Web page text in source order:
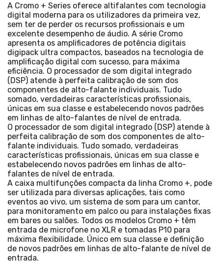
A Cromo + Series oferece altifalantes com tecnologia
digital moderna para os utilizadores da primeira vez,
sem ter de perder os recursos profissionais e um
excelente desempenho de áudio. A série Cromo
apresenta os amplificadores de potência digitais
digipack ultra compactos, baseados na tecnologia de
amplificação digital com sucesso, para máxima
eficiência. O processador de som digital integrado
(DSP) atende à perfeita calibração de som dos
componentes de alto-falante individuais. Tudo
somado, verdadeiras características profissionais,
únicas em sua classe e estabelecendo novos padrões
em linhas de alto-falantes de nível de entrada.
O processador de som digital integrado (DSP) atende à
perfeita calibração de som dos componentes de alto-
falante individuais. Tudo somado, verdadeiras
características profissionais, únicas em sua classe e
estabelecendo novos padrões em linhas de alto-
falantes de nível de entrada.
A caixa multifunções compacta da linha Cromo +, pode
ser utilizada para diversas aplicações, tais como
eventos ao vivo, um sistema de som para um cantor,
para monitoramento em palco ou para instalações fixas
em bares ou salões. Todos os modelos Cromo + têm
entrada de microfone no XLR e tomadas P10 para
máxima flexibilidade. Único em sua classe e definição
de novos padrões em linhas de alto-falante de nível de
entrada.